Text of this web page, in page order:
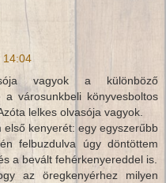
14:04
vagyok a különböző
városunkbeli könyvesboltos
lelkes olvasója vagyok.
kenyerét: egy egyszerűbb
felbuzdulva úgy döntöttem
a bevált fehérkenyereddel is.
az öregkenyérhez milyen